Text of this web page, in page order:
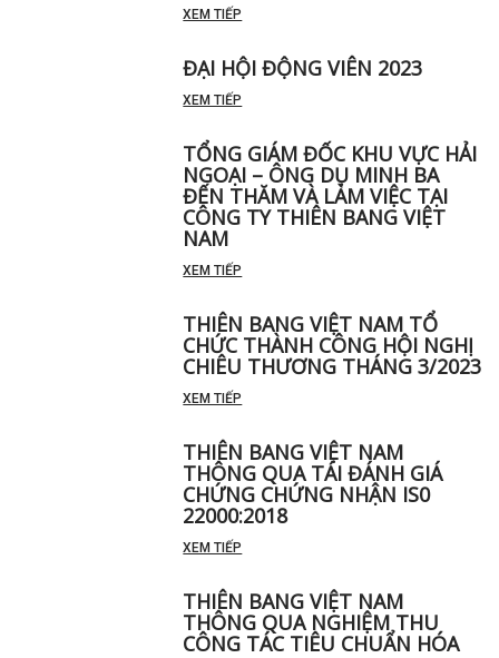
XEM TIẾP
ĐẠI HỘI ĐỘNG VIÊN 2023
XEM TIẾP
TỔNG GIÁM ĐỐC KHU VỰC HẢI
NGOẠI – ÔNG DỤ MINH BA
ĐẾN THĂM VÀ LÀM VIỆC TẠI
CÔNG TY THIÊN BANG VIỆT
NAM
XEM TIẾP
THIÊN BANG VIỆT NAM TỔ
CHỨC THÀNH CÔNG HỘI NGHỊ
CHIÊU THƯƠNG THÁNG 3/2023
XEM TIẾP
THIÊN BANG VIỆT NAM
THÔNG QUA TÁI ĐÁNH GIÁ
CHỨNG CHỨNG NHẬN IS0
22000:2018
XEM TIẾP
THIÊN BANG VIỆT NAM
THÔNG QUA NGHIỆM THU
CÔNG TÁC TIÊU CHUẨN HÓA